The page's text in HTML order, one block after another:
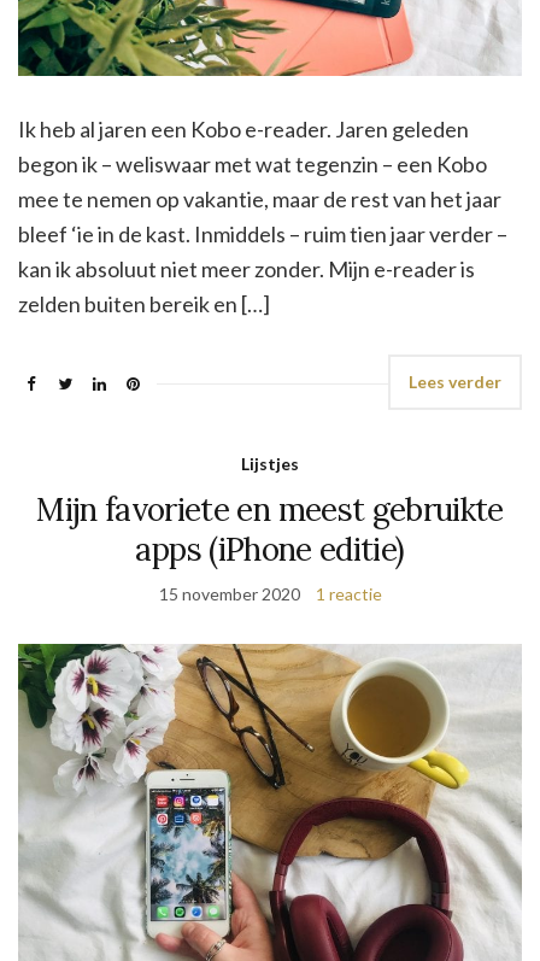
Ik heb al jaren een Kobo e-reader. Jaren geleden
begon ik – weliswaar met wat tegenzin – een Kobo
mee te nemen op vakantie, maar de rest van het jaar
bleef ‘ie in de kast. Inmiddels – ruim tien jaar verder –
kan ik absoluut niet meer zonder. Mijn e-reader is
zelden buiten bereik en […]
Lees verder
Lijstjes
Mijn favoriete en meest gebruikte
apps (iPhone editie)
15 november 2020 1 reactie